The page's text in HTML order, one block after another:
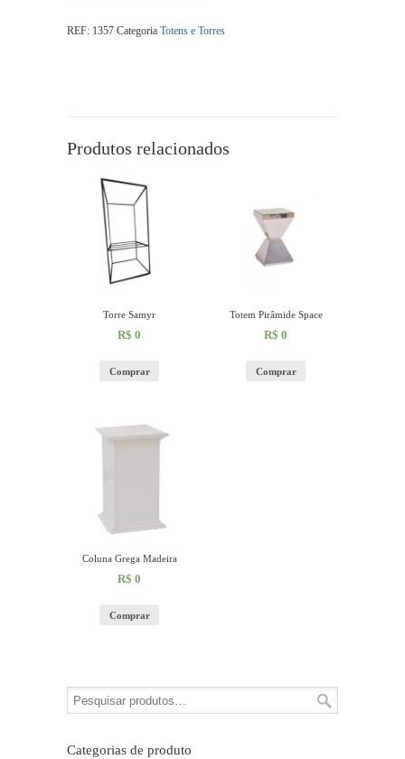
REF: 1357 Categoria Totens e Torres
Produtos relacionados
Torre Samyr
R$ 0
Comprar
Totem Pirâmide Space
R$ 0
Comprar
Coluna Grega Madeira
R$ 0
Comprar
Categorias de produto